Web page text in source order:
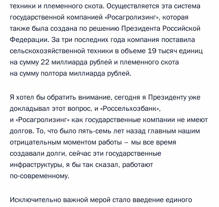
техники и племенного скота. Осуществляется эта система
государственной компанией «Росагролизинг», которая
также была создана по решению Президента Российской
Федерации. За три последних года компания поставила
сельскохозяйственной техники в объеме 19 тысяч единиц
на сумму 22 миллиарда рублей и племенного скота
на сумму полтора миллиарда рублей.
Я хотел бы обратить внимание, сегодня я Президенту уже
докладывал этот вопрос, и «Россельхозбанк»,
и «Росагролизинг» как государственные компании не имеют
долгов. То, что было пять-семь лет назад главным нашим
отрицательным моментом работы – мы все время
создавали долги, сейчас эти государственные
инфраструктуры, я бы так сказал, работают
по‑современному.
Исключительно важной мерой стало введение единого